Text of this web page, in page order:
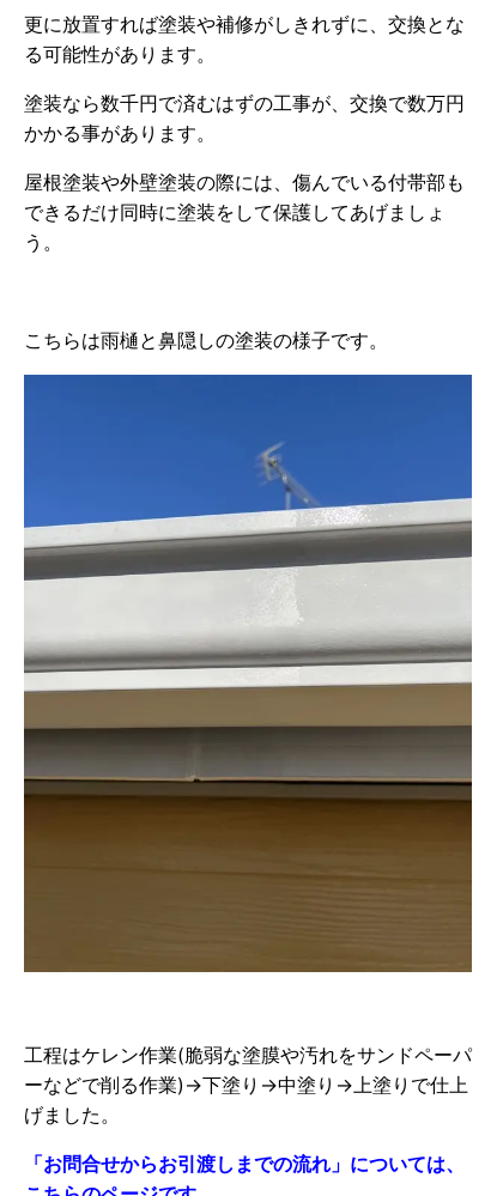
更に放置すれば塗装や補修がしきれずに、交換とな
る可能性があります。
塗装なら数千円で済むはずの工事が、交換で数万円
かかる事があります。
屋根塗装や外壁塗装の際には、傷んでいる付帯部も
できるだけ同時に塗装をして保護してあげましょ
う。
こちらは雨樋と鼻隠しの塗装の様子です。
工程はケレン作業(脆弱な塗膜や汚れをサンドペーパ
ーなどで削る作業)→下塗り→中塗り→上塗りで仕上
げました。
「お問合せからお引渡しまでの流れ」については、